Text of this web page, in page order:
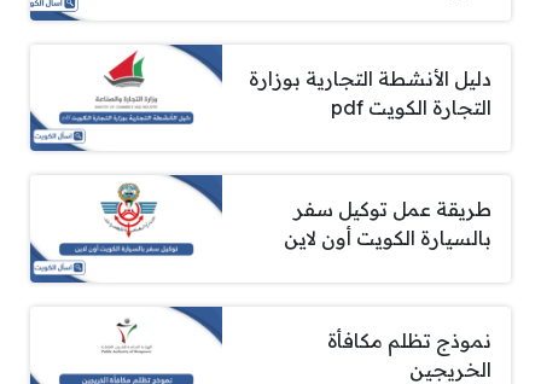
دليل الأنشطة التجارية بوزارة
التجارة الكويت pdf
طريقة عمل توكيل سفر
بالسيارة الكويت أون لاين
نموذج تظلم مكافأة
الخريجين